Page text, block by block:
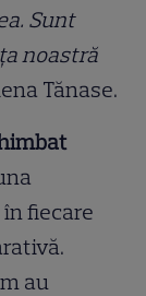
Sunt
noastră
Tănase.
fiecare
au